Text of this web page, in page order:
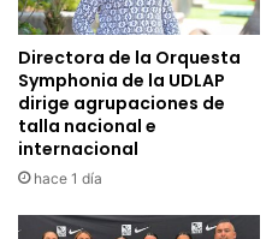
Directora de la Orquesta
Symphonia de la UDLAP
dirige agrupaciones de
talla nacional e
internacional
hace 1 día